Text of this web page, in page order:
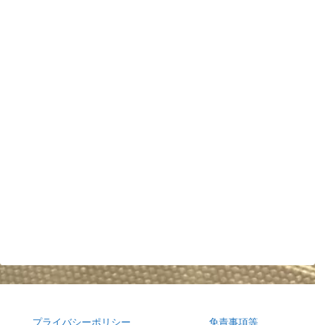
プライバシーポリシー 免責事項等